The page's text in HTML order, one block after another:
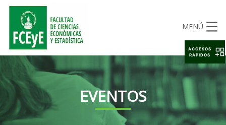
MENÚ
EVENTOS
ACCESOS
RAPIDOS